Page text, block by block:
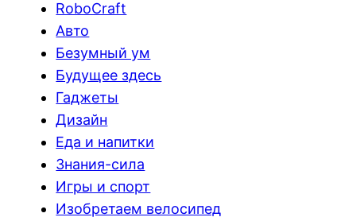
RoboCraft
Авто
Безумный ум
Будущее здесь
Гаджеты
Дизайн
Еда и напитки
Знания-сила
Игры и спорт
Изобретаем велосипед